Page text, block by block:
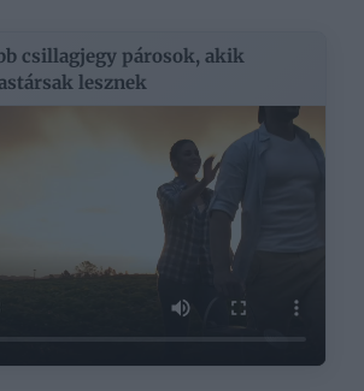
csillagjegy párosok, akik
lesznek